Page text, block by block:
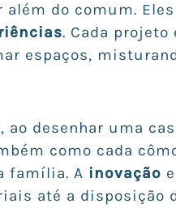
do comum.
. Cada projeto
espaços,
desenhar uma
como cada
família. A inovação
até a disposição